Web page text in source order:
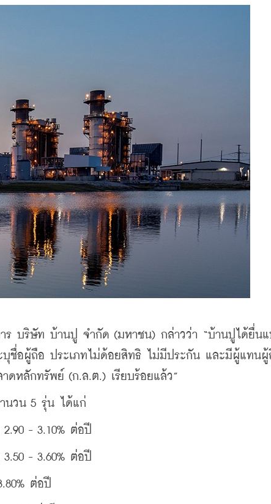
าร บริษัท บ้านปู จำกัด (มหาชน) กล่าวว่า “บ้านปูได้ยื่น
บุชื่อผู้ถือ ประเภทไม่ด้อยสิทธิ ไม่มีประกัน และมีผู้แทน
ดหลักทรัพย์ (ก.ล.ต.) เรียบร้อยแล้ว”
นวน 5 รุ่น ได้แก่
- 3.10% ต่อปี
- 3.60% ต่อปี
ต่อปี